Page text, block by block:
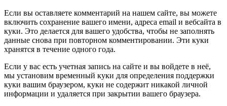
Если вы оставляете комментарий на нашем сайте, вы можете
включить сохранение вашего имени, адреса email и вебсайта в
куки. Это делается для вашего удобства, чтобы не заполнять
данные снова при повторном комментировании. Эти куки
хранятся в течение одного года.
Если у вас есть учетная запись на сайте и вы войдете в неё,
мы установим временный куки для определения поддержки
куки вашим браузером, куки не содержит никакой личной
информации и удаляется при закрытии вашего браузера.